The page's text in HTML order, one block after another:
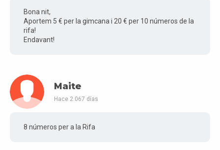
Bona nit,
Aportem 5 € per la gimcana i 20 € per 10 números de la
rifa!
Endavant!
Maite
Hace 2.067 días
8 números per a la Rifa